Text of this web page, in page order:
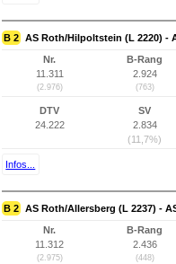
B 2 AS Roth/Hilpoltstein (L 2220) -
Nr.
11.311
(2.976)
B-Rang
2.924
(763)
DTV
24.222
SV
2.834
(11,7%)
Infos...
B 2 AS Roth/Allersberg (L 2237) -
Nr.
11.312
(2.975)
B-Rang
2.436
(448)